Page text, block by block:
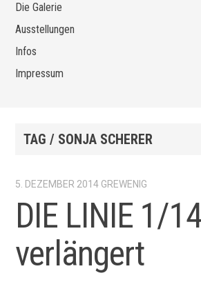
Die Galerie
Ausstellungen
Infos
Impressum
TAG / SONJA SCHERER
5. DEZEMBER 2014 GREWENIG
DIE LINIE 1/
verlängert